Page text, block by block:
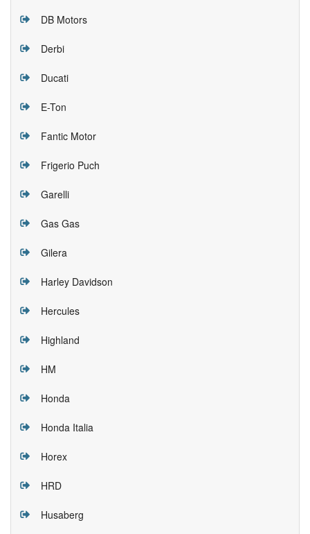
DB Motors
Derbi
Ducati
E-Ton
Fantic Motor
Frigerio Puch
Garelli
Gas Gas
Gilera
Harley Davidson
Hercules
Highland
HM
Honda
Honda Italia
Horex
HRD
Husaberg